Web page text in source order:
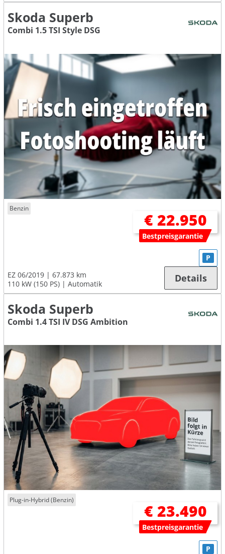
Skoda Superb
Combi 1.5 TSI Style DSG
Benzin
€ 22.950
Bestpreisgarantie
EZ 06/2019
67.873 km
110 kW (150 PS)
Automatik
P
Details
Skoda Superb
Combi 1.4 TSI IV DSG Ambition
Plug-in-Hybrid (Benzin)
€ 23.490
Bestpreisgarantie
P